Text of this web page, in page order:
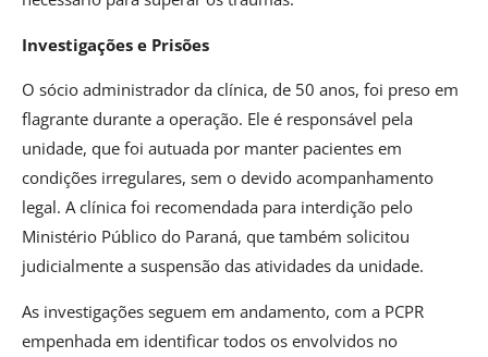
Investigações e Prisões
O sócio administrador da clínica, de 50 anos, foi preso em
flagrante durante a operação. Ele é responsável pela
unidade, que foi autuada por manter pacientes em
condições irregulares, sem o devido acompanhamento
legal. A clínica foi recomendada para interdição pelo
Ministério Público do Paraná, que também solicitou
judicialmente a suspensão das atividades da unidade.
As investigações seguem em andamento, com a PCPR
empenhada em identificar todos os envolvidos no